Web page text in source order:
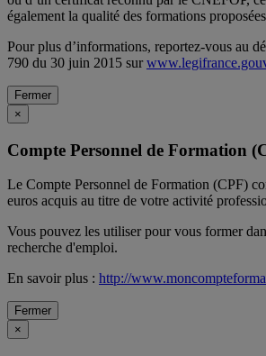
également la qualité des formations
Pour plus d’informations, reportez-vous au
790 du 30 juin 2015 sur
Fermer
×
Compte Personnel de Formation
Le Compte Personnel de Formation (CPF)
euros acquis au titre de votre activité
Vous pouvez les utiliser pour vous former
recherche d'emploi.
En savoir plus : http://
Fermer
×